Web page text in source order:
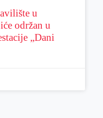
u
održan u
„Dani